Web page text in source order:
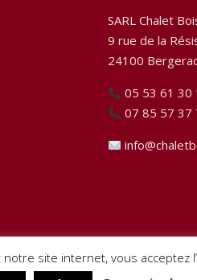
SARL Chalet
9 rue de la
24100
05 53 61 30
07 85 57 37
site internet, vous